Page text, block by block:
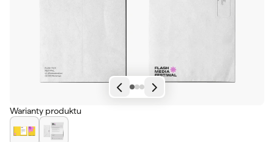
Warianty produktu